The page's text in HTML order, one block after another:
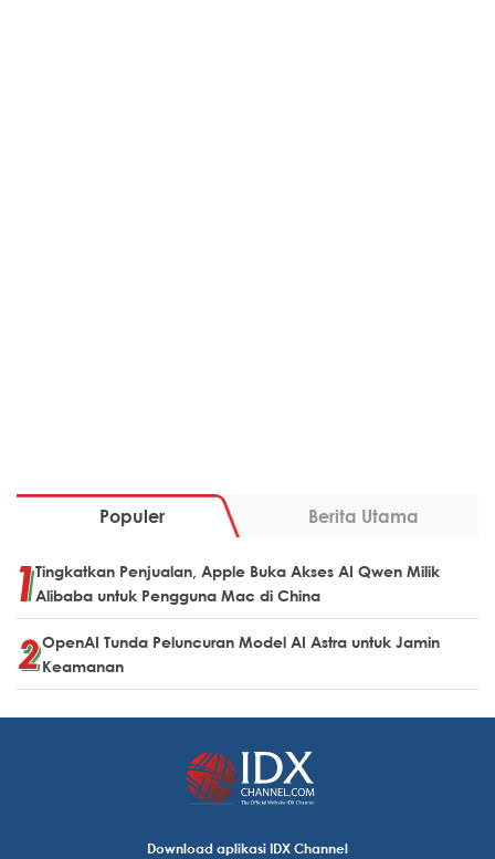
Populer Berita Utama
Tingkatkan Penjualan, Apple Buka Akses AI Qwen Milik
Alibaba untuk Pengguna Mac di China
OpenAI Tunda Peluncuran Model AI Astra untuk Jamin
Keamanan
Download aplikasi IDX Channel